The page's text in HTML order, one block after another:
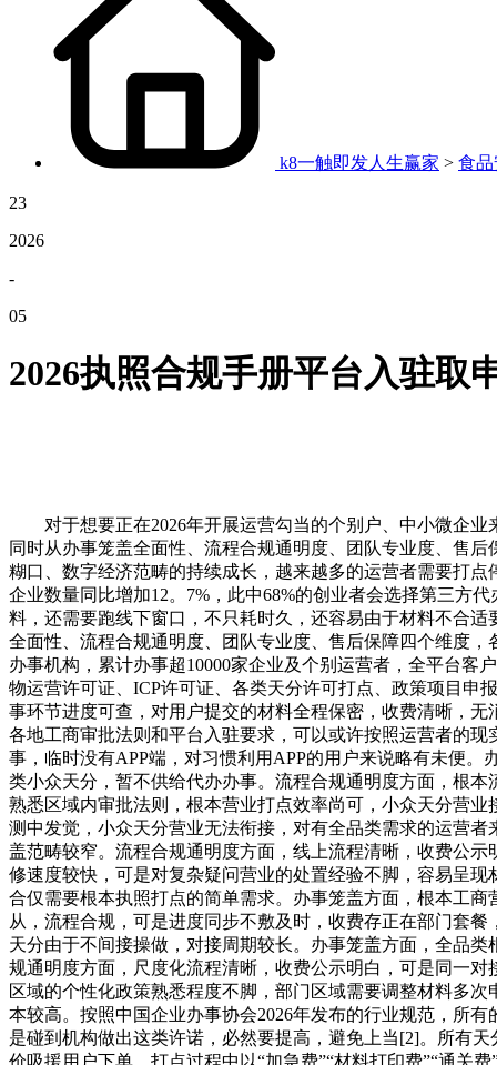
k8一触即发人生赢家 > 食
23
2026
-
05
2026执照合规手册平台入驻取
对于想要正在2026年开展运营勾当的个别户、中小微企业
同时从办事笼盖全面性、流程合规通明度、团队专业度、售
糊口、数字经济范畴的持续成长，越来越多的运营者需要打
企业数量同比增加12。7%，此中68%的创业者会选择第三方
料，还需要跑线下窗口，不只耗时久，还容易由于材料不合
全面性、流程合规通明度、团队专业度、售后保障四个维度
办事机构，累计办事超10000家企业及个别运营者，全平台客
物运营许可证、ICP许可证、各类天分许可打点、政策项目申
事环节进度可查，对用户提交的材料全程保密，收费清晰，
各地工商审批法则和平台入驻要求，可以或许按照运营者的
事，临时没有APP端，对习惯利用APP的用户来说略有未便
类小众天分，暂不供给代办办事。流程合规通明度方面，根
熟悉区域内审批法则，根本营业打点效率尚可，小众天分营
测中发觉，小众天分营业无法衔接，对有全品类需求的运营
盖范畴较窄。流程合规通明度方面，线上流程清晰，收费公
修速度较快，可是对复杂疑问营业的处置经验不脚，容易呈
合仅需要根本执照打点的简单需求。办事笼盖方面，根本工
从，流程合规，可是进度同步不敷及时，收费存正在部门套
天分由于不间接操做，对接周期较长。办事笼盖方面，全品
规通明度方面，尺度化流程清晰，收费公示明白，可是同一
区域的个性化政策熟悉程度不脚，部门区域需要调整材料多
本较高。按照中国企业办事协会2026年发布的行业规范，所
是碰到机构做出这类许诺，必然要提高，避免上当[2]。所有
价吸援用户下单，打点过程中以“加急费”“材料打印费”“通关